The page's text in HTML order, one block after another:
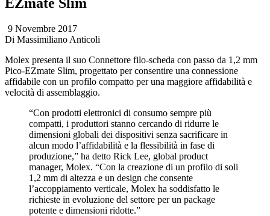
9 Novembre 2017
Di Massimiliano Anticoli
Molex presenta il suo Connettore filo-scheda con passo da 1,2 mm
Pico-EZmate Slim, progettato per consentire una connessione
affidabile con un profilo compatto per una maggiore affidabilità e
velocità di assemblaggio.
“Con prodotti elettronici di consumo sempre più
compatti, i produttori stanno cercando di ridurre le
dimensioni globali dei dispositivi senza sacrificare in
alcun modo l’affidabilità e la flessibilità in fase di
produzione,” ha detto Rick Lee, global product
manager, Molex. “Con la creazione di un profilo di soli
1,2 mm di altezza e un design che consente
l’accoppiamento verticale, Molex ha soddisfatto le
richieste in evoluzione del settore per un package
potente e dimensioni ridotte.”